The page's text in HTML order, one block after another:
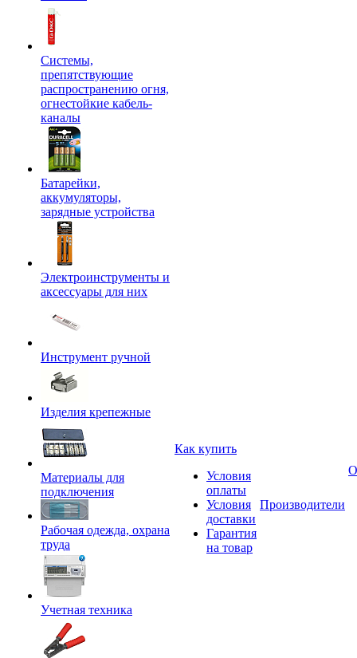
Системы,
препятствующие
распространению огня,
огнестойкие кабель-
каналы
Батарейки,
аккумуляторы,
зарядные устройства
Электроинструменты и
аксессуары для них
Инструмент ручной
Изделия крепежные
Материалы для
подключения
Рабочая одежда, охрана
труда
Учетная техника
Как купить
Условия
оплаты
Условия
доставки
Гарантия
на товар
Производители